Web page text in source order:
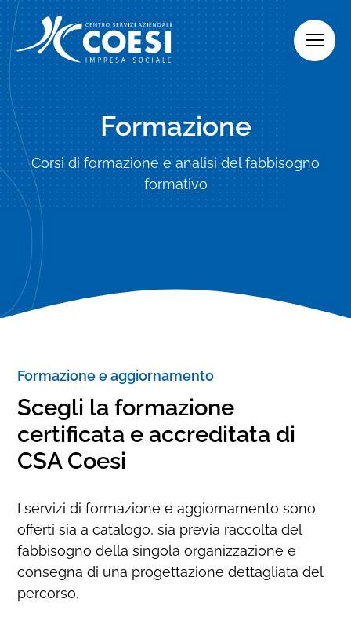
Skip
to
content
Formazione
Corsi di formazione e analisi del fabbisogno
formativo
Formazione e aggiornamento
Scegli la formazione
certificata e accreditata di
CSA Coesi
I servizi di formazione e aggiornamento sono
offerti sia a catalogo, sia previa raccolta del
fabbisogno della singola organizzazione e
consegna di una progettazione dettagliata del
percorso.